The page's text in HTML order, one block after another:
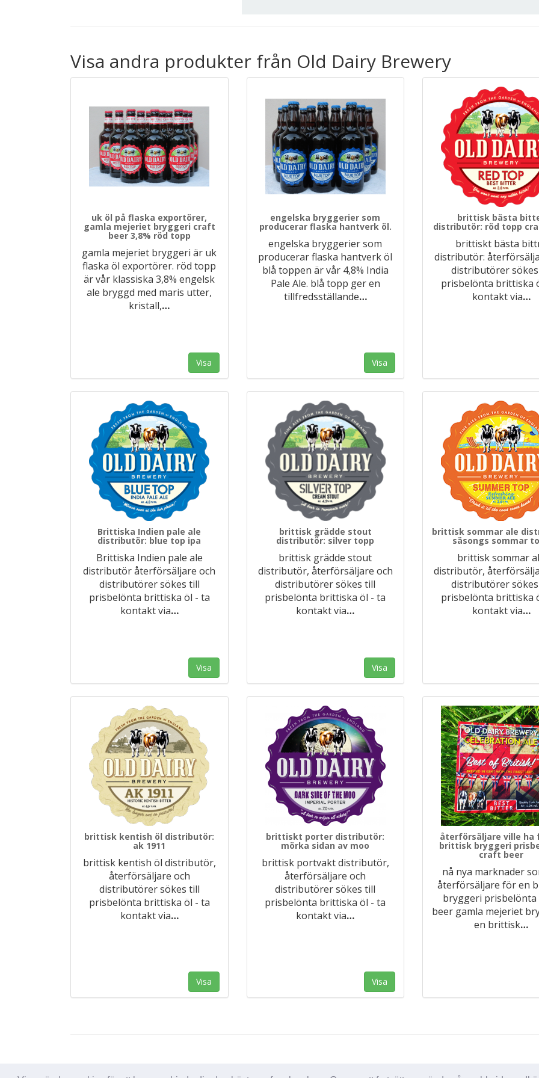
Visa andra produkter från Old Dairy Brewery
uk öl på flaska exportörer,
gamla mejeriet bryggeri craft
beer 3,8% röd topp
gamla mejeriet bryggeri är uk
flaska öl exportörer. röd topp
är vår klassiska 3,8% engelsk
ale bryggd med maris utter,
kristall,…
Visa
engelska bryggerier som
producerar flaska hantverk öl.
engelska bryggerier som
producerar flaska hantverk öl
blå toppen är vår 4,8% India
Pale Ale. blå topp ger en
tillfredsställande…
Visa
brittisk bästa
distributör: röd topp
brittiskt bästa
distributör:
distributörer
prisbelönta brittiska
kontakt via…
Brittiska Indien pale ale
distributör: blue top ipa
Brittiska Indien pale ale
distributör återförsäljare och
distributörer sökes till
prisbelönta brittiska öl - ta
kontakt via…
Visa
brittisk grädde stout
distributör: silver topp
brittisk grädde stout
distributör, återförsäljare och
distributörer sökes till
prisbelönta brittiska öl - ta
kontakt via…
Visa
brittisk sommar ale
säsongs sommar
brittisk sommar
distributör,
distributörer
prisbelönta brittiska
kontakt via…
brittisk kentish öl distributör:
ak 1911
brittisk kentish öl distributör,
återförsäljare och
distributörer sökes till
prisbelönta brittiska öl - ta
kontakt via…
Visa
brittiskt porter distributör:
mörka sidan av moo
brittisk portvakt distributör,
återförsäljare och
distributörer sökes till
prisbelönta brittiska öl - ta
kontakt via…
Visa
återförsäljare ville ha
brittisk bryggeri
craft beer
nå nya marknader
återförsäljare för en
bryggeri prisbelönta
beer gamla mejeriet
en brittisk…